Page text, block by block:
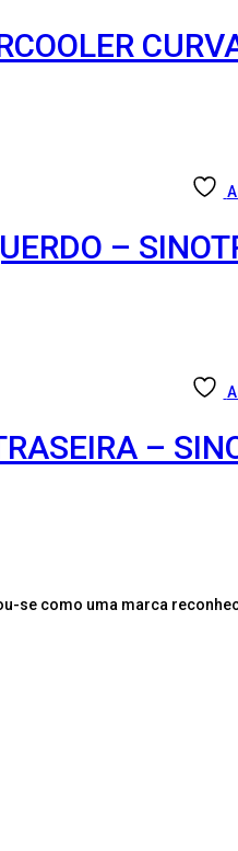
–
–
se como uma marca